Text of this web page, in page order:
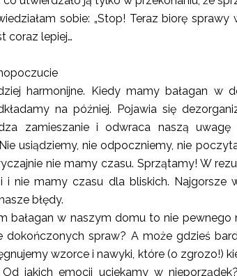
sobie: „Stop! Teraz biorę sprawy
coraz lepiej…
harmonijne. Kiedy mamy bałagan w
na później. Pojawia się
zamieszanie i odwraca naszą
usiądziemy, nie odpoczniemy, nie
nie mamy czasu. Sprzątamy! W
i nie mamy czasu dla bliskich. Najgorsze
błędy.
bałagan w naszym domu to nie pewnego
dokończonych spraw? A może gdzieś
wzorce i nawyki, które (o zgrozo!)
jakich emocji uciekamy w